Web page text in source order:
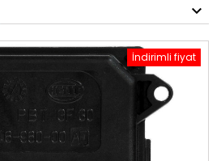
İndirimli fiyat